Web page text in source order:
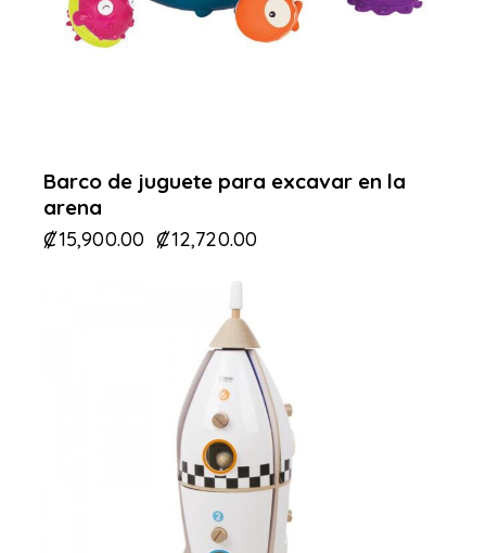
Barco de juguete para excavar en la
arena
₡15,900.00 ₡12,720.00